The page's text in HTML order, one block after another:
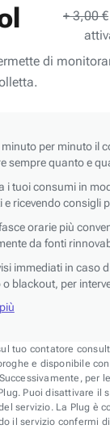
+ 3,00 €
di
per minuto il
sempre quanto e
i tuoi consumi in
e ricevendo consigli
orarie più
da fonti
immediati in caso
blackout, per
tuo contatore
e disponibile
per
Puoi disattivare il
servizio. La Plug è
il servizio confermi